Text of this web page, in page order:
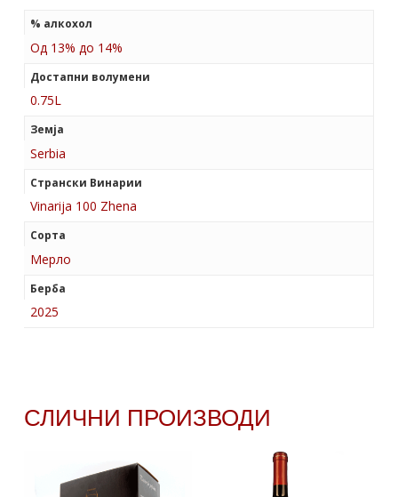
% алкохол
Од 13% до 14%
Достапни волумени
0.75L
Земја
Serbia
Странски Винарии
Vinarija 100 Zhena
Сорта
Мерло
Берба
2025
СЛИЧНИ ПРОИЗВОДИ